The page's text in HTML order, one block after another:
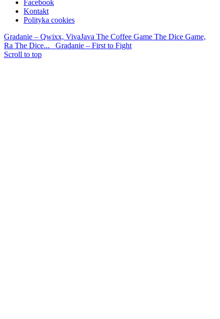
Facebook
Kontakt
Polityka cookies
Gradanie – Qwixx, VivaJava The Coffee Game The Dice Game,
Ra The Dice...
Gradanie – First to Fight
Scroll to top